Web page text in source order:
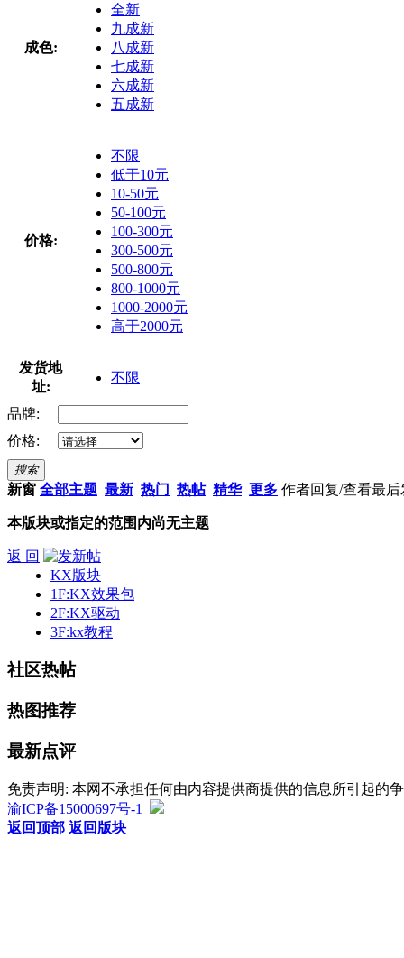
成色:
全新
九成新
八成新
七成新
六成新
五成新
价格:
不限
低于10元
10-50元
50-100元
100-300元
300-500元
500-800元
800-1000元
1000-2000元
高于2000元
发货地
址:
不限
品牌:
价格:
搜索
新窗 全部主题 最新 热门 热帖 精华 更多 作者回复/查看最后
本版块或指定的范围内尚无主题
返 回
KX版块
1F:KX效果包
2F:KX驱动
3F:kx教程
社区热帖
热图推荐
最新点评
免责声明: 本网不承担任何由内容提供商提供的信息所引起的
渝ICP备15000697号-1
返回顶部 返回版块